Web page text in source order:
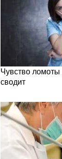
Чувство
сводит